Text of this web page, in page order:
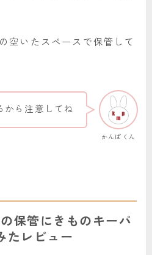
空いたスペースで保管して
かんぱくん
から注意してね
保管にきものキーパ
たレビュー